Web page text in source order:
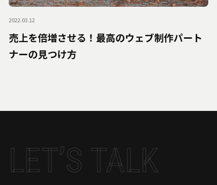
2022.03.12
売上を倍増させる！最高のウェブ制作パート
ナーの見つけ方
LET’S TALK